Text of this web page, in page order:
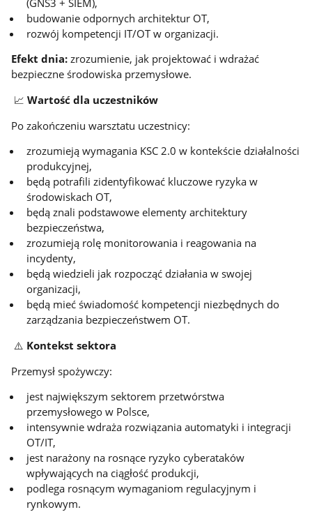
budowanie odpornych architektur OT,
rozwój kompetencji IT/OT w organizacji.
Efekt dnia: zrozumienie, jak projektować i wdrażać
bezpieczne środowiska przemysłowe.
📈 Wartość dla uczestników
Po zakończeniu warsztatu uczestnicy:
zrozumieją wymagania KSC 2.0 w kontekście działalności
produkcyjnej,
będą potrafili zidentyfikować kluczowe ryzyka w
środowiskach OT,
będą znali podstawowe elementy architektury
bezpieczeństwa,
zrozumieją rolę monitorowania i reagowania na
incydenty,
będą wiedzieli jak rozpocząć działania w swojej
organizacji,
będą mieć świadomość kompetencji niezbędnych do
zarządzania bezpieczeństwem OT.
⚠️ Kontekst sektora
Przemysł spożywczy:
jest największym sektorem przetwórstwa
przemysłowego w Polsce,
intensywnie wdraża rozwiązania automatyki i integracji
OT/IT,
jest narażony na rosnące ryzyko cyberataków
wpływających na ciągłość produkcji,
podlega rosnącym wymaganiom regulacyjnym i
rynkowym.